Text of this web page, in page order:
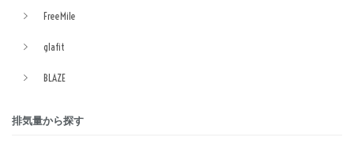
FreeMile
glafit
BLAZE
排気量から探す